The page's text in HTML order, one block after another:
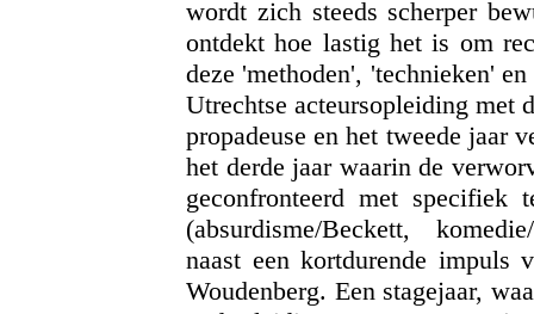
wordt zich steeds scherper
ontdekt hoe lastig het is om
deze 'methoden', 'technieken'
Utrechtse acteursopleiding met
propadeuse en het tweede jaar
het derde jaar waarin de
geconfronteerd met specifiek
(absurdisme/Beckett,
naast een kortdurende impuls
Woudenberg. Een stagejaar,